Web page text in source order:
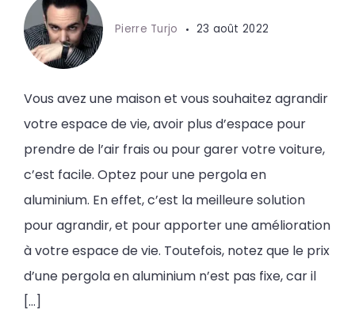
Pierre Turjo 23 août 2022
Vous avez une maison et vous souhaitez agrandir
votre espace de vie, avoir plus d’espace pour
prendre de l’air frais ou pour garer votre voiture,
c’est facile. Optez pour une pergola en
aluminium. En effet, c’est la meilleure solution
pour agrandir, et pour apporter une amélioration
à votre espace de vie. Toutefois, notez que le prix
d’une pergola en aluminium n’est pas fixe, car il
[…]